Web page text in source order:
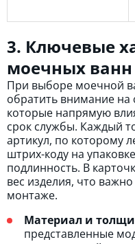
3. Ключевые
моечных ванн
При выборе моечной
обратить внимание
которые напрямую
срок службы. Каждый
артикул, по которому
штрих-коду на
подлинность. В
вес изделия, что
монтаже.
Материал и
представленные